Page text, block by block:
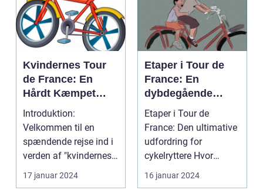
Kvindernes Tour
de France: En
Hårdt Kæmpet
Kamp for
Ligestilling på
Cykelscenen
Introduktion:
Velkommen til en
spændende rejse ind i
verden af "kvindernes
Tour de France". Dette
er...
17 januar 2024
Etaper i Tour de
France: En
dybdegående
analyse af
historien og
betydningen af
etaper i det mest
prestigefyldte
cykelløb
Etaper i Tour de
France: Den ultimative
udfordring for
cykelryttere Hvor
mange kilometer skal
man c...
16 januar 2024